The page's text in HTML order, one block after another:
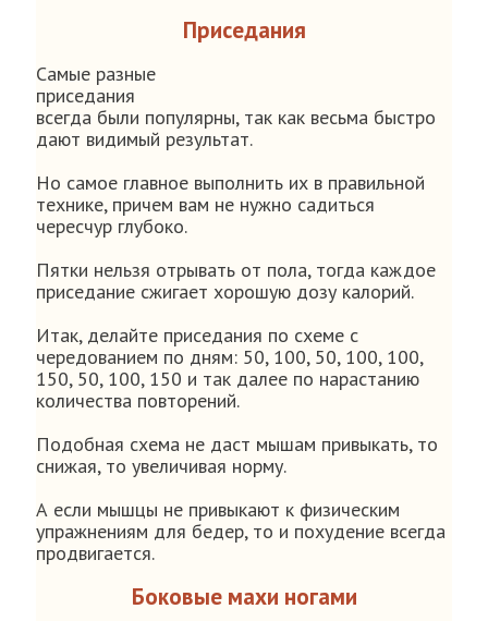
Приседания
Самые разные
приседания
всегда были популярны, так как весьма быстро
дают видимый результат.
Но самое главное выполнить их в правильной
технике, причем вам не нужно садиться
чересчур глубоко.
Пятки нельзя отрывать от пола, тогда каждое
приседание сжигает хорошую дозу калорий.
Итак, делайте приседания по схеме с
чередованием по дням: 50, 100, 50, 100, 100,
150, 50, 100, 150 и так далее по нарастанию
количества повторений.
Подобная схема не даст мышам привыкать, то
снижая, то увеличивая норму.
А если мышцы не привыкают к физическим
упражнениям для бедер, то и похудение всегда
продвигается.
Боковые махи ногами